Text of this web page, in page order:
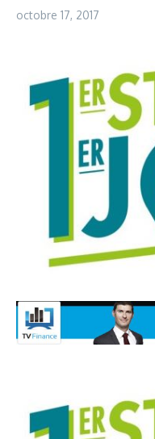
octobre 17, 2017